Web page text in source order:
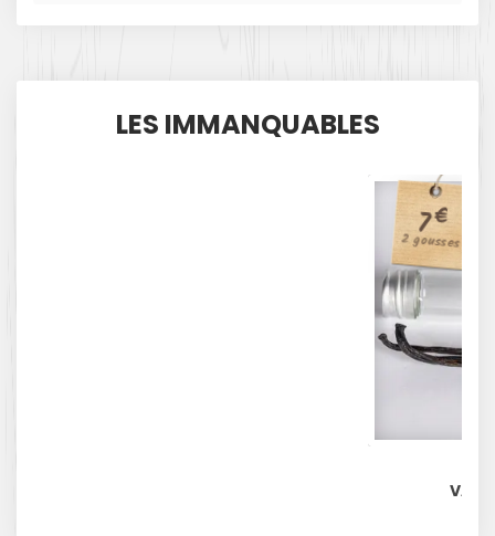
LES IMMANQUABLES
7€
2 gousses